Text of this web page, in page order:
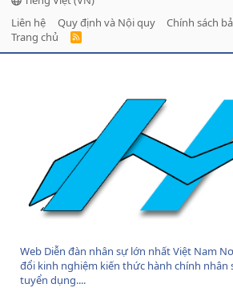
Liên hệ
Quy định và Nội quy Chính sách
Trang chủ
R
Web Diễn đàn nhân sự lớn nhất Việt Nam
đổi kinh nghiệm kiến thức hành chính nhân
tuyển dụng....